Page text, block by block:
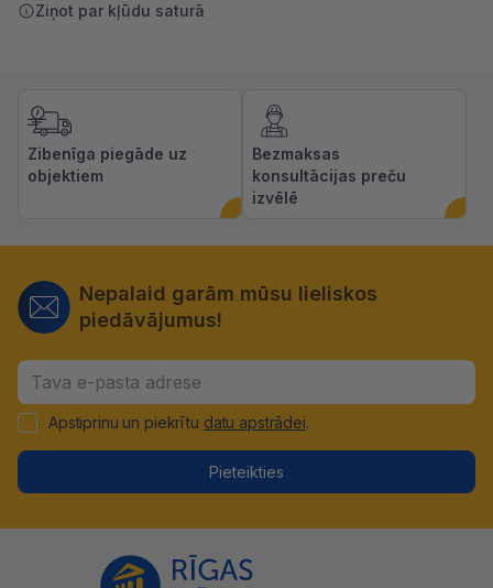
Ziņot par kļūdu saturā
Zibenīga piegāde uz
objektiem
Bezmaksas
konsultācijas preču
izvēlē
Nepalaid garām mūsu lieliskos
piedāvājumus!
Apstiprinu un piekrītu datu apstrādei.
Pieteikties